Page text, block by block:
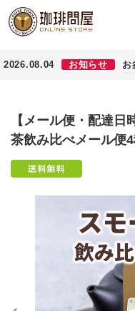
2026.08.04 お知らせ お
【メール便・配達
茶飲み比べメール便